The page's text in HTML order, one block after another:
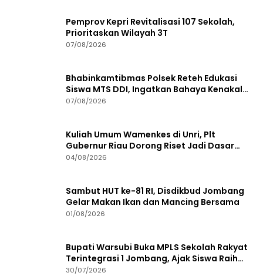
Pemprov Kepri Revitalisasi 107 Sekolah,
Prioritaskan Wilayah 3T
07/08/2026
Bhabinkamtibmas Polsek Reteh Edukasi
Siswa MTS DDI, Ingatkan Bahaya Kenakalan
Remaja
07/08/2026
Kuliah Umum Wamenkes di Unri, Plt
Gubernur Riau Dorong Riset Jadi Dasar
Kebijakan Kesehatan
04/08/2026
Sambut HUT ke-81 RI, Disdikbud Jombang
Gelar Makan Ikan dan Mancing Bersama
01/08/2026
Bupati Warsubi Buka MPLS Sekolah Rakyat
Terintegrasi 1 Jombang, Ajak Siswa Raih
Prestasi
30/07/2026